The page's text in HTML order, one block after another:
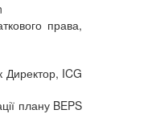
права,
Директор, ICG
плану BEPS